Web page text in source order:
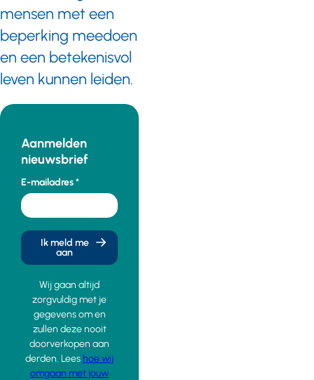
mensen met een
beperking meedoen
en een betekenisvol
leven kunnen leiden.
Aanmelden
nieuwsbrief
E-mailadres
Ik meld me
aan
Wij gaan altijd
zorgvuldig met je
gegevens om en
zullen deze nooit
doorverkopen aan
derden. Lees hoe wij
omgaan met jouw